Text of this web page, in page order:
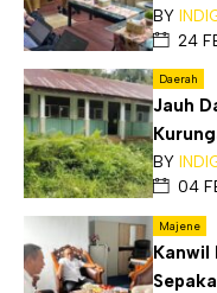
BY
24
Daerah
Jauh
BY
04
Majene
Kanwil